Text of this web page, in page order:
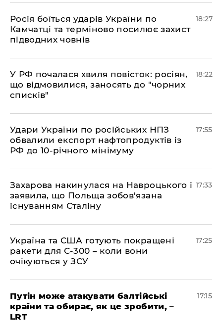
​Росія боїться ударів України по
Камчатці та терміново посилює захист
підводних човнів
18:27
​У РФ почалася хвиля повісток: росіян,
що відмовилися, заносять до "чорних
списків"
18:22
​Удари України по російських НПЗ
обвалили експорт нафтопродуктів із
РФ до 10-річного мінімуму
17:55
​Захарова накинулася на Навроцького і
заявила, що Польща зобов'язана
існуванням Сталіну
17:33
​Україна та США готують покращені
ракети для С-300 – коли вони
очікуються у ЗСУ
17:25
​Путін може атакувати балтійські
країни та обирає, як це зробити, –
LRT
17:15